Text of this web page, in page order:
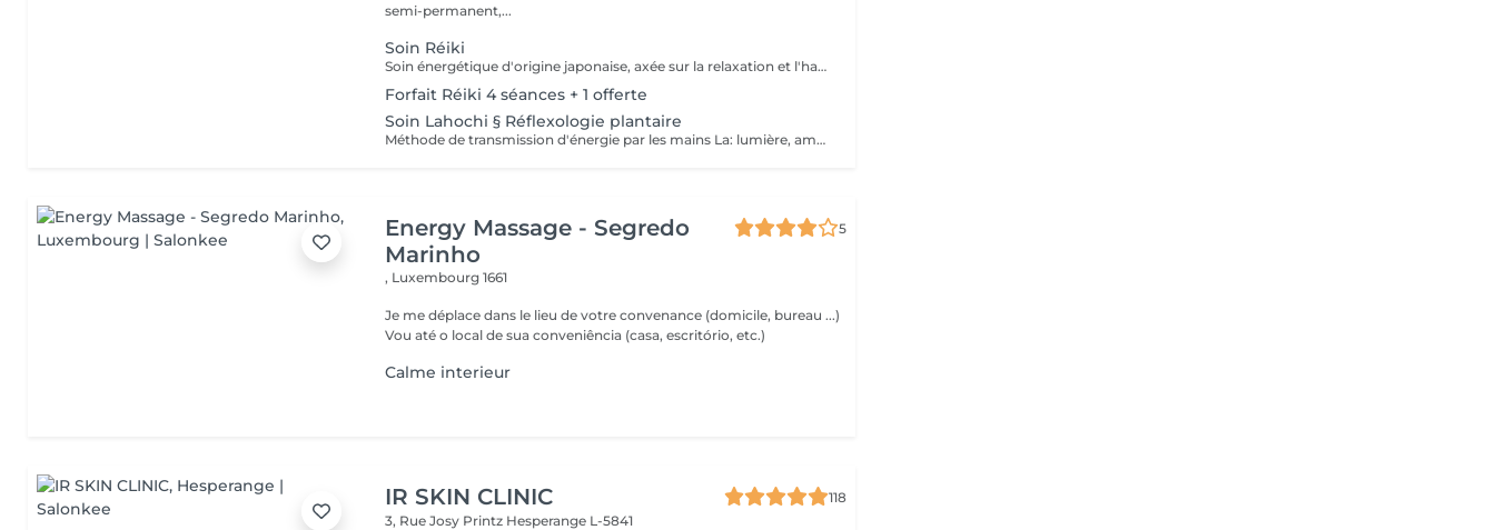
semi-permanent,...
Soin Réiki
Soin énergétique d'origine japonaise, axée sur la relaxation et l'harmonisation du corps et de l'esprit. REI: universel KI: énergie vital Le praticien pose doucement les mains sur les différentes zones , il n'y a pas de manipulation ou de pression. Effets: -Réduction du stress et de l'anxiété -Sensation de calme et de lâcher prise -Aide à apaiser le mental -favorise l'endormissement -Aide à relâcher les tensions émotionnelles le réiki est une pratique douce qui vise surtout : -la détente -l'équilibre émotionnel -le bien-être global A faire seul ou en cure de 4 séances
Forfait Réiki 4 séances + 1 offerte
Soin Lahochi § Réflexologie plantaire
Méthode de transmission d'énergie par les mains La: lumière, amour HO: mouvement de l'énergie CHI: energie vitale Effets: -Diminue le stress -Procure un calme profond et durable -Aide à harmoniser le corps et l'esprit - Energie retrouvée - Favorise le lâcher-prise -Harmonisation des Chakras Couplé à la réflexologie plantaire c'est un soin qui apporte une relaxation complète et durable alliant les bienfaits du soin énergétique et ceux de la réflexologie . A faire seul ou en cure de 4 séances "Détente absolue "
Energy Massage - Segredo
Marinho
5
, Luxembourg 1661
Je me déplace dans le lieu de votre convenance (domicile, bureau ...)
Vou até o local de sua conveniência (casa, escritório, etc.)
Calme interieur
IR SKIN CLINIC
118
3, Rue Josy Printz Hesperange L-5841